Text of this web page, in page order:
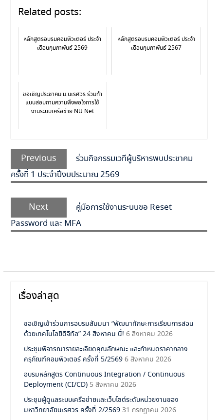
Related posts:
หลักสูตรอบรมคอมพิวเตอร์ ประจำ
เดือนกุมภาพันธ์ 2569
หลักสูตรอบรมคอมพิวเตอร์ ประจำ
เดือนกุมภาพันธ์ 2567
ขอเชิญประชาคม ม.นเรศวร ร่วมทำ
แบบสอบถามความพึงพอใจการใช้
งานระบบเครือข่าย NU Net
Previous
ร่วมกิจกรรมเวทีผู้บริหารพบประชาคม
ครั้งที่ 1 ประจำปีงบประมาณ 2569
Next
คู่มือการใช้งานระบบขอ Reset
Password และ MFA
เรื่องล่าสุด
ขอเชิญเข้าร่วมการอบรมสัมมนา “พัฒนาทักษะการเรียนการสอน
ด้วยเทคโนโลยีดิจิทัล” 24 สิงหาคม นี้! 6 สิงหาคม 2026
ประชุมพิจารณารายละเอียดคุณลักษณะ และกำหนดราคากลาง
ครุภัณฑ์คอมพิวเตอร์ ครั้งที่ 5/2569 6 สิงหาคม 2026
อบรมหลักสูตร Continuous Integration / Continuous
Deployment (CI/CD) 5 สิงหาคม 2026
ประชุมผู้ดูแลระบบเครือข่ายและเว็บไซต์ระดับหน่วยงานของ
มหาวิทยาลัยนเรศวร ครั้งที่ 2/2569 31 กรกฎาคม 2026